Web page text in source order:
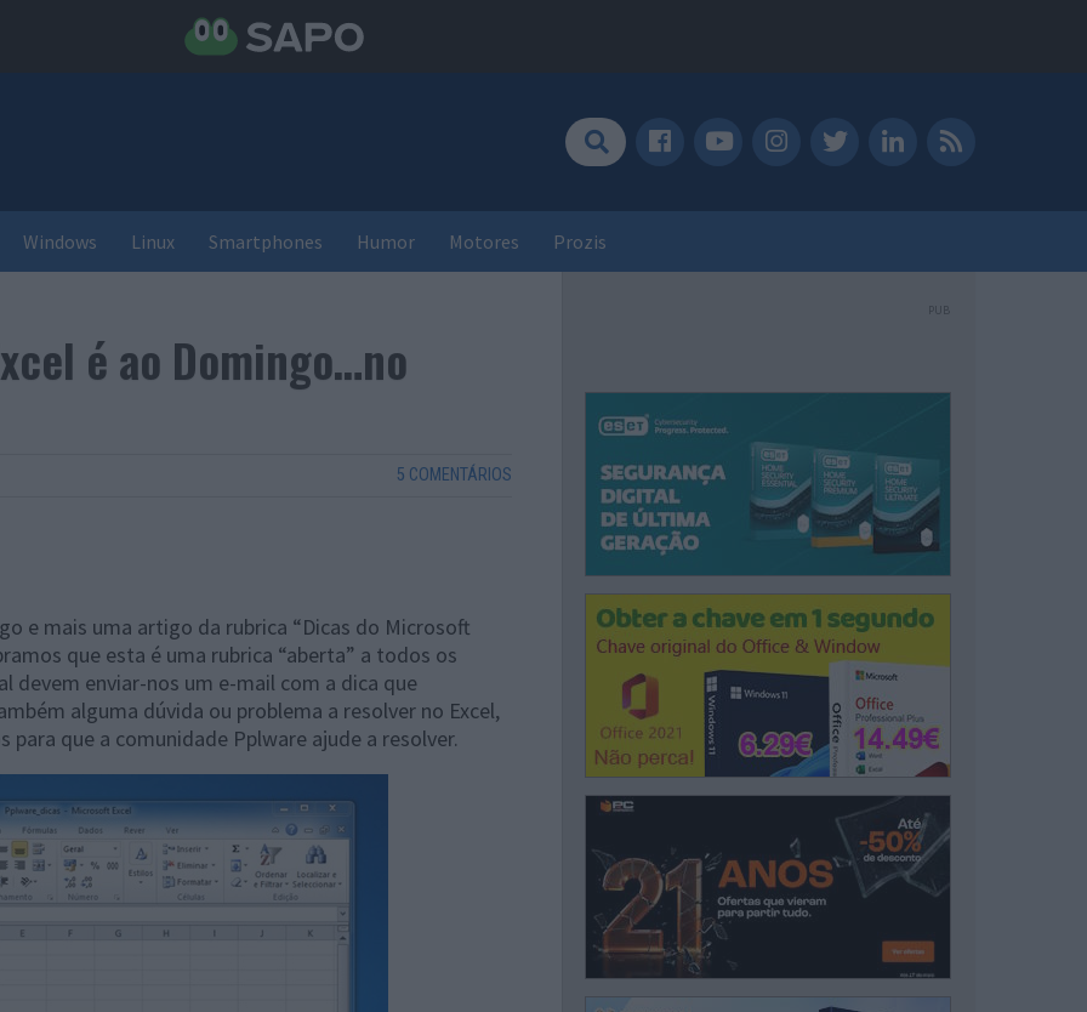
Windows Linux Smartphones Humor Motores Prozis
é ao Domingo…no
5 COMENTÁRIOS
e mais uma artigo da rubrica “Dicas do Microsoft
que esta é uma rubrica “aberta” a todos os
devem enviar-nos um e-mail com a dica que
alguma dúvida ou problema a resolver no Excel,
que a comunidade Pplware ajude a resolver.
PUB